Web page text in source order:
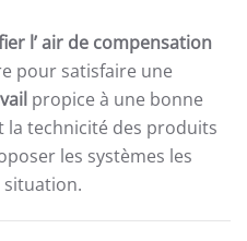
l’ air de compensation
pour satisfaire une
propice à une bonne
la technicité des produits
les systèmes les
situation.